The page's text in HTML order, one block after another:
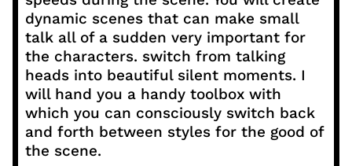
dynamic scenes that can make small
talk all of a sudden very important for
the characters. switch from talking
heads into beautiful silent moments. I
will hand you a handy toolbox with
which you can consciously switch back
and forth between styles for the good of
the scene.